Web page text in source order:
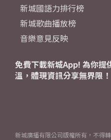
新城國語力排行榜
新城歌曲播放榜
音樂意見反映
免費下載新城App! 為你提
溫，體現資訊分享無界限！
新城廣播有限公司版權所有，不得轉